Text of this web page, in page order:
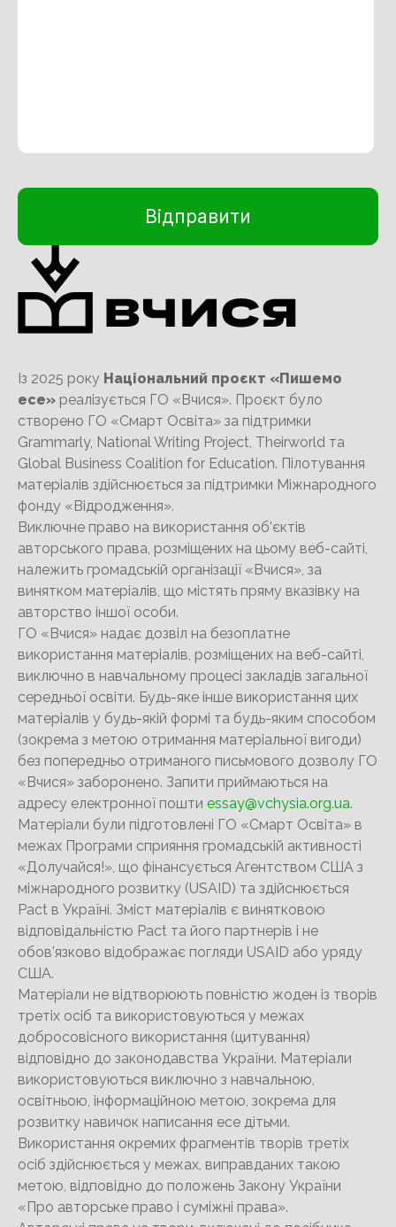
Із 2025 року Національний проєкт «Пишемо
есе» реалізується ГО «Вчися». Проєкт було
створено ГО «Смарт Освіта» за підтримки
Grammarly, National Writing Project, Theirworld та
Global Business Coalition for Education. Пілотування
матеріалів здійснюється за підтримки Міжнародного
фонду «Відродження».
Виключне право на використання об’єктів
авторського права, розміщених на цьому веб-сайті,
належить громадській організації «Вчися», за
винятком матеріалів, що містять пряму вказівку на
авторство іншої особи.
ГО «Вчися» надає дозвіл на безоплатне
використання матеріалів, розміщених на веб-сайті,
виключно в навчальному процесі закладів загальної
середньої освіти. Будь-яке інше використання цих
матеріалів у будь-якій формі та будь-яким способом
(зокрема з метою отримання матеріальної вигоди)
без попередньо отриманого письмового дозволу ГО
«Вчися» заборонено. Запити приймаються на
адресу електронної пошти essay@vchysia.org.ua.
Матеріали були підготовлені ГО «Смарт Освіта» в
межах Програми сприяння громадській активності
«Долучайся!», що фінансується Агентством США з
міжнародного розвитку (USAID) та здійснюється
Pact в Україні. Зміст матеріалів є винятковою
відповідальністю Pact та його партнерів і не
обов’язково відображає погляди USAID або уряду
США.
Матеріали не відтворюють повністю жоден із творів
третіх осіб та використовуються у межах
добросовісного використання (цитування)
відповідно до законодавства України. Матеріали
використовуються виключно з навчальною,
освітньою, інформаційною метою, зокрема для
розвитку навичок написання есе дітьми.
Використання окремих фрагментів творів третіх
осіб здійснюється у межах, виправданих такою
метою, відповідно до положень Закону України
«Про авторське право і суміжні права».